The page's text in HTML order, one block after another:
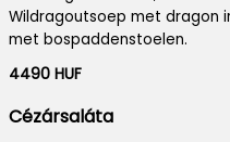
Wildragoutsoep met dragon
met bospaddenstoelen.
4490 HUF
Cézársaláta